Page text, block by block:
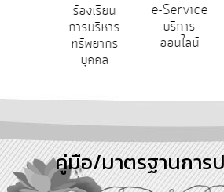
ทรัพยากร
การ
บริหาร
งาน
ร้องเรียน
การบริหาร
ทรัพยากร
บุคคล
e-Service
บริการ
ออนไลน์
คู่มือ/มาตรฐานการ